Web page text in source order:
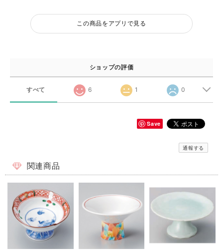
この商品をアプリで見る
ショップの評価
すべて 6 1 0
Save
通報する
関連商品